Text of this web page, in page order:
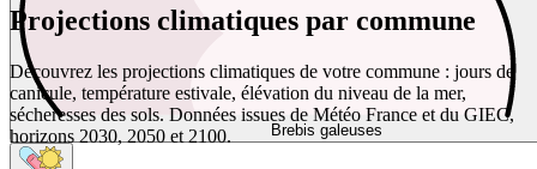
Brebis galeuses
Projections climatiques par commune
Découvrez les projections climatiques de votre commune : jours de
canicule, température estivale, élévation du niveau de la mer,
sécheresses des sols. Données issues de Météo France et du GIEC,
horizons 2030, 2050 et 2100.